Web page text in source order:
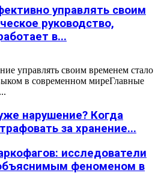
управлять своим
руководство,
в...
управлять своим временем стало
в современном миреГлавные
нарушение? Когда
за хранение...
исследователи
феноменом в